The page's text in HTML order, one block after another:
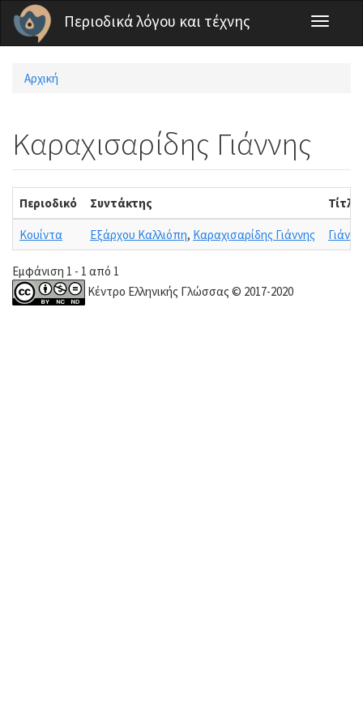
Παράκαμψη προς το κυρίως περιεχόμενο
Περιοδικά λόγου και τέχνης
Toggle
Είστε εδώ
Αρχική
Καραχισαρίδης Γιάννης
Περιοδικό Συντάκτης
Κουίντα Εξάρχου Καλλιόπη, Καραχισαρίδης Γιάννης
Εμφάνιση 1 - 1 από 1
Κέντρο Ελληνικής Γλώσσας © 2017-2020